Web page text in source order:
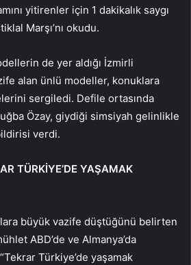
yitirenler için 1 dakikalık saygı
Marşı’nı okudu.
de yer aldığı İzmirli
alan ünlü modeller, konuklara
sergiledi. Defile ortasında
Özay, giydiği simsiyah gelinlikle
verdi.
TÜRKİYE’DE YAŞAMAK
büyük vazife düştüğünü belirten
ABD’de ve Almanya’da
Türkiye’de yaşamak